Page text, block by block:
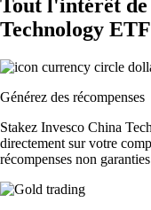
Tout l'intérêt de
Technology ETF
Générez des récompenses
Stakez Invesco China
directement sur votre
récompenses non